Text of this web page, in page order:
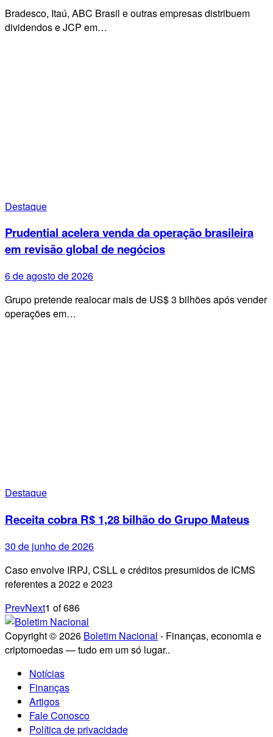
Bradesco, Itaú, ABC Brasil e outras empresas distribuem
dividendos e JCP em…
Destaque
Prudential acelera venda da operação brasileira
em revisão global de negócios
6 de agosto de 2026
Grupo pretende realocar mais de US$ 3 bilhões após vender
operações em…
Destaque
Receita cobra R$ 1,28 bilhão do Grupo Mateus
30 de junho de 2026
Caso envolve IRPJ, CSLL e créditos presumidos de ICMS
referentes a 2022 e 2023
PrevNext1 of686
Copyright © 2026 Boletim Nacional - Finanças, economia e
criptomoedas — tudo em um só lugar..
Notícias
Finanças
Artigos
Fale Conosco
Política de privacidade